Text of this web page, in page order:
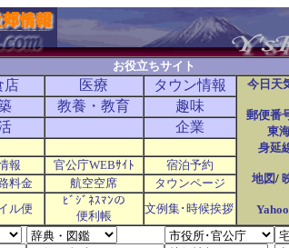
お役立ちサイト
店 医療 タウン情報 今日天
郵便番
東
身延
地図/
教養・教育
趣味
企業
報 官公庁WEBｻｲﾄ
宿泊予約
料金
航空空席
タウンページ
ル便
ﾋﾞｼﾞﾈｽﾏﾝの
便利帳
文例集･時候挨拶